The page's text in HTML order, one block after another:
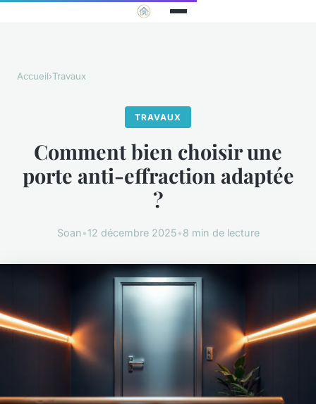
Accueil›Travaux
TRAVAUX
Comment bien choisir une
porte anti-effraction adaptée
?
Soan•12 décembre 2025•8 min de lecture